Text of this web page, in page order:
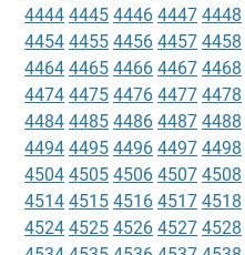
4444 4445 4446 4447 4448
4454 4455 4456 4457 4458
4464 4465 4466 4467 4468
4474 4475 4476 4477 4478
4484 4485 4486 4487 4488
4494 4495 4496 4497 4498
4504 4505 4506 4507 4508
4514 4515 4516 4517 4518
4524 4525 4526 4527 4528